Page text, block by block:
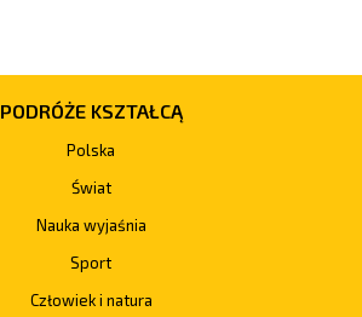
PODRÓŻE KSZTAŁCĄ
Polska
Świat
Nauka wyjaśnia
Sport
Człowiek i natura